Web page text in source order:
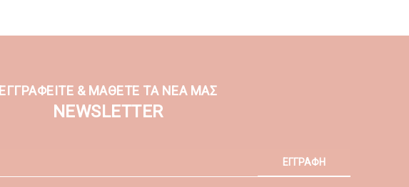
ΕΓΓΡΑΦΕΙΤΕ & ΜΑΘΕΤΕ ΤΑ ΝΕΑ ΜΑΣ
NEWSLETTER
ΕΓΓΡΑΦΗ